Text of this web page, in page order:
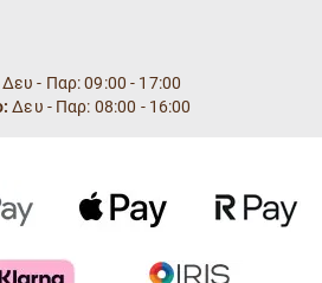
Δευ - Παρ: 09:00 - 17:00
Δευ - Παρ: 08:00 - 16:00